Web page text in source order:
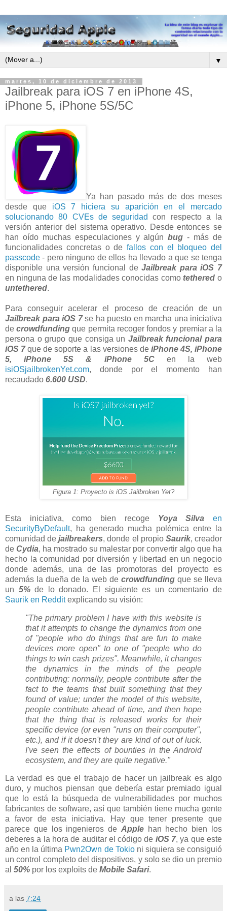
▼
martes, 10 de diciembre de 2013
Jailbreak para iOS 7 en iPhone 4S,
iPhone 5, iPhone 5S/5C
Ya han pasado más de dos meses
desde que iOS 7 hiciera su aparición en el mercado
solucionando 80 CVEs de seguridad
con respecto a la
versión anterior del sistema operativo. Desde entonces se
han oído muchas especulaciones y algúnbug - más de
funcionalidades concretas o de fallos con el bloqueo del
passcode - pero ninguno de ellos ha llevado a que se tenga
disponible una versión funcional deJailbreak para iOS 7
en ninguna de las modalidades conocidas como tethered o
untethered.
Para conseguir acelerar el proceso de creación de un
Jailbreak para iOS 7se ha puesto en marcha una iniciativa
decrowdfunding que permita recoger fondos y premiar a la
persona o grupo que consiga un Jailbreak funcional para
iOS 7que de soporte a las versiones de iPhone 4S, iPhone
5, iPhone 5S & iPhone 5Cen la web
isiOSjailbrokenYet.com, donde por el momento han
recaudado 6.600 USD.
Figura 1: Proyecto is iOS Jailbroken Yet?
Esta iniciativa, como bien recoge Yoya Silva
en
SecurityByDefault, ha generado mucha polémica entre la
comunidad dejailbreakers, donde el propio Saurik, creador
de Cydia, ha mostrado su malestar por convertir algo que ha
hecho la comunidad por diversión y libertad en un negocio
donde además, una de las promotoras del proyecto es
además la dueña de la web de crowdfunding que se lleva
un 5%de lo donado. El siguiente es un comentario de
Saurik en Redditexplicando su visión:
"The primary problem I have with this website is
that it attempts to change the dynamics from one
of "people who do things that are fun to make
devices more open" to one of "people who do
things to win cash prizes". Meanwhile, it changes
the dynamics in the minds of the people
contributing: normally, people contribute after the
fact to the teams that built something that they
found of value; under the model of this website,
people contribute ahead of time, and then hope
that the thing that is released works for their
specific device (or even "runs on their computer",
etc.), and if it doesn't they are kind of out of luck.
I've seen the effects of bounties in the Android
ecosystem, and they are quite negative."
La verdad es que el trabajo de hacer un jailbreak es algo
duro, y muchos piensan que debería estar premiado igual
que lo está la búsqueda de vulnerabilidades por muchos
fabricantes de software, así que también tiene mucha gente
a favor de esta iniciativa. Hay que tener presente que
parece que los ingenieros de Applehan hecho bien los
deberes a la hora de auditar el código de iOS 7, ya que este
año en la última Pwn2Own de Tokioni siquiera se consiguió
un control completo del dispositivos, y solo se dio un premio
al 50% por los exploits de Mobile Safari.
a las 7:24